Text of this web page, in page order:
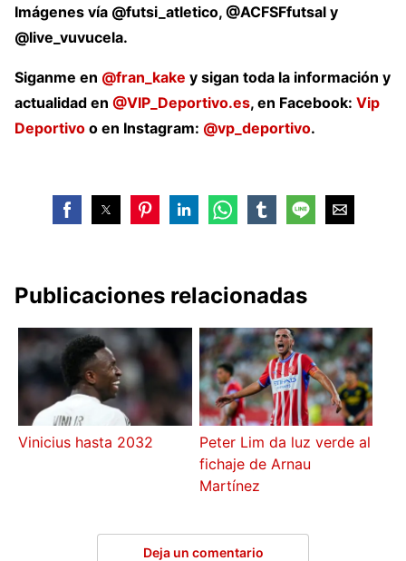
equipo sin puntuar @FutSalRFEF @rfef
#CorreLaVoz
pic.twitter.com/iwPsdh24TY
— SinopsisVuvuzela (@live_vuvuzela) October 3,
2022
Imágenes vía @futsi_atletico, @ACFSFfutsal y
@live_vuvucela.
Siganme en @fran_kake y sigan toda la información y
actualidad en @VIP_Deportivo.es, en Facebook: Vip
Deportivo o en Instagram: @vp_deportivo.
Publicaciones relacionadas
Vinicius hasta 2032
Peter Lim da luz verde al
fichaje de Arnau
Martínez
Deja un comentario